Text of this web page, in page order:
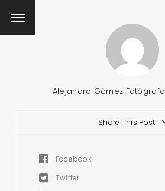
Alejandro Gómez Fotógrafo
Share This Post
Facebook
Twitter